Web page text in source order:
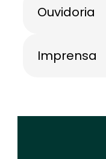
Ouvidoria
Imprensa